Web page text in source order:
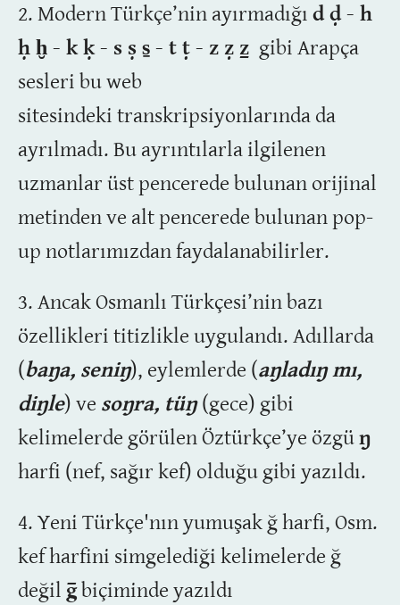
2. Modern Türkçe’nin ayırmadığı d ḍ - h
ḥ ḫ - k ḳ - s ṣ s̱ - t ṭ - z ẓ ẕ gibi Arapça
sesleri bu web
sitesindeki transkripsiyonlarında da
ayrılmadı. Bu ayrıntılarla ilgilenen
uzmanlar üst pencerede bulunan orijinal
metinden ve alt pencerede bulunan pop-
up notlarımızdan faydalanabilirler.
3. Ancak Osmanlı Türkçesi’nin bazı
özellikleri titizlikle uygulandı. Adıllarda
(baŋa, seniŋ), eylemlerde (aŋladıŋ mı,
diŋle) ve soŋra, tüŋ(gece) gibi
kelimelerde görülen Öztürkçe’ye özgüŋ
harfi (nef, sağır kef) olduğu gibi yazıldı.
4. Yeni Türkçe'nın yumuşak ğ harfi, Osm.
kef harfini simgelediği kelimelerde ğ
değil ḡbiçiminde yazıldı